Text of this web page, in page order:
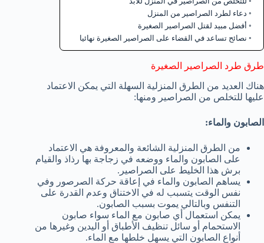
دعاء لطرد الصراصير من المنزل
أفضل مبيد لقتل الصراصير الصغيرة
نصائح تساعد في القضاء على الصراصير الصغيرة نهائيا
طرق طرد الصراصير الصغيرة
هناك العديد من الطرق المنزلية السهلة التي يمكن الاعتماد
عليها للتخلص من الصراصير ومنها:
الصابون والماء:
من الطرق المنزلية الشائعة والمعروفة هي الاعتماد
على الصابون والماء ووضعه في زجاجة بها رذاذ والقيام
برش هذا الخليط على الصراصير.
يساهم الصابون والماء في إعاقة حركة الصرصور وفي
نفس الوقت يتسبب له في الاختناق وعدم القدرة على
التنفس وبالتالي يموت بسبب الصابون.
يمكن استعمال أي صابون مع الماء سواء صابون
الاستحمام أو سائل تنظيف الأطباق أو اليدين وغيرها من
أنواع الصابون التي يسهل خلطها مع الماء.